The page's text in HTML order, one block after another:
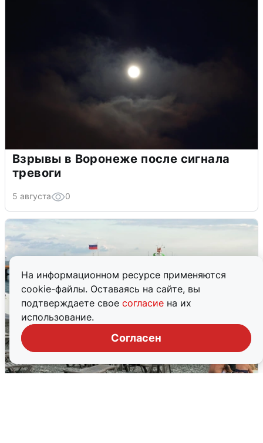
На информационном ресурсе применяются
cookie-файлы. Оставаясь на сайте, вы
подтверждаете свое согласие на их
использование.
Согласен
Взрывы в Воронеже после сигнала
тревоги
5 августа 0